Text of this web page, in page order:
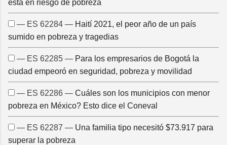
está en riesgo de pobreza
— ES 62284 — Haití 2021, el peor año de un país
sumido en pobreza y tragedias
— ES 62285 — Para los empresarios de Bogotá la
ciudad empeoró en seguridad, pobreza y movilidad
— ES 62286 — Cuáles son los municipios con menor
pobreza en México? Esto dice el Coneval
— ES 62287 — Una familia tipo necesitó $73.917 para
superar la pobreza